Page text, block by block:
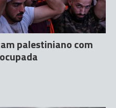
palestiniano com